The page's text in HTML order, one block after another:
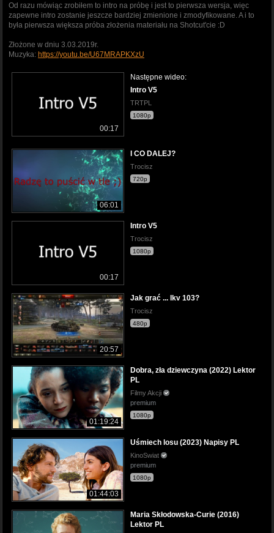
Od razu mówiąc zrobiłem to intro na próbę i jest to pierwsza wersja, więc
zapewne intro zostanie jeszcze bardziej zmienione i zmodyfikowane. A i to
była pierwsza większa próba złożenia materiału na Shotcut'cie :D
Złożone w dniu 3.03.2019r.
Muzyka: https://youtu.be/U67MRAPKXzU
00:17
Następne wideo:
Intro V5
TRTPL
1080p
06:01
I CO DALEJ?
Trocisz
720p
00:17
Intro V5
Trocisz
1080p
20:57
Jak grać ... Ikv 103?
Trocisz
480p
01:19:24
Dobra, zła dziewczyna (2022) Lektor
PL
Filmy Akcji
premium
1080p
01:44:03
Uśmiech losu (2023) Napisy PL
KinoSwiat
premium
1080p
Maria Skłodowska-Curie (2016)
Lektor PL